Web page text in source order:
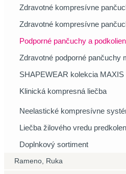
Zdravotné kompresívne
Zdravotné kompresívne
Podporné pančuchy a
Zdravotné podporné pančuchy
SHAPEWEAR kolekcia MAXIS
Klinická kompresná liečba
Neelastické kompresívne
Liečba žilového vredu
Doplnkový sortiment
Rameno, Ruka